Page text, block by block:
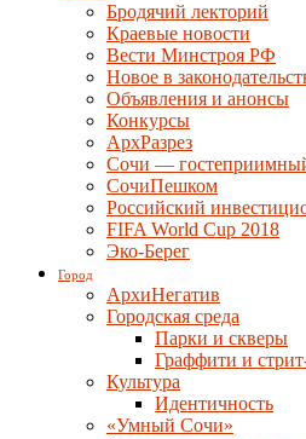
Бродячий лекторий
Краевые новости
Вести Минстроя РФ
Новое в
Объявления и анонсы
Конкурсы
АрхРазрез
Сочи —
СочиПешком
Российский
FIFA World Cup 2018
Эко-Берег
Город
АрхиНегатив
Городская среда
Парки и скверы
Граффити и
Культура
Идентичность
«Умный Сочи»